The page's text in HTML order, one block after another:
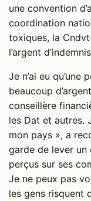
une convention
coordination
toxiques, la
l’argent
Je n’ai eu
beaucoup
conseillère
les Dat et autres.
mon pays », a
garde de lever
perçus sur ses
Je ne peux pas
les gens risquent